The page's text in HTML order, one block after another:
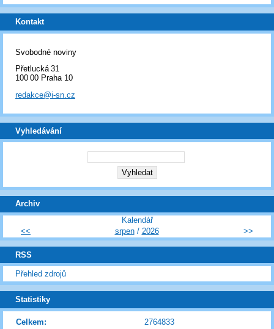
Kontakt
Svobodné noviny
Přetlucká 31
100 00 Praha 10
redakce@i-sn.cz
Vyhledávání
Archiv
Kalendář
<<
srpen/ 2026 >>
RSS
Přehled zdrojů
Statistiky
Celkem: 2764833